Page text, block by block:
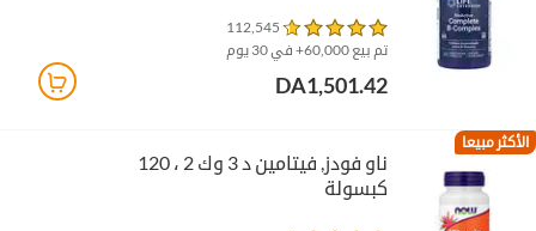
112,545
تم بيع 60,000+ في 30 يوم
DA1,501.42
الأكثر مبيعا
ناو فودز‏, فيتامين د 3 وك 2 ، 120
كبسولة